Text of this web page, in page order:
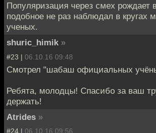
Популяризация через смех рождает
подобное не раз наблюдал в кругах
ученых.
shuric_himik »
#23 | 06.10.16 09:48
Смотрел "шабаш официальных
Ребята, молодцы! Спасибо за ваш
держать!
Atrides »
#24 | 06.10.16 09:56